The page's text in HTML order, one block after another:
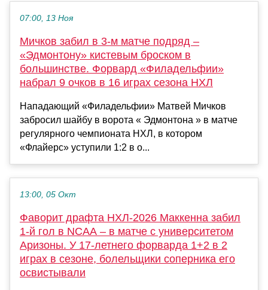
07:00, 13 Ноя
Мичков забил в 3-м матче подряд –
«Эдмонтону» кистевым броском в
большинстве. Форвард «Филадельфии»
набрал 9 очков в 16 играх сезона НХЛ
Нападающий «Филадельфии» Матвей Мичков
забросил шайбу в ворота « Эдмонтона » в матче
регулярного чемпионата НХЛ, в котором
«Флайерс» уступили 1:2 в о...
13:00, 05 Окт
Фаворит драфта НХЛ-2026 Маккенна забил
1-й гол в NCAA – в матче с университетом
Аризоны. У 17-летнего форварда 1+2 в 2
играх в сезоне, болельщики соперника его
освистывали